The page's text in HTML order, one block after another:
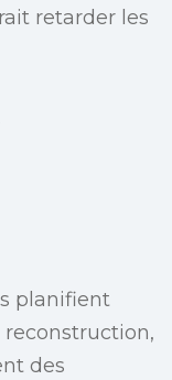
retarder les
planifient
des